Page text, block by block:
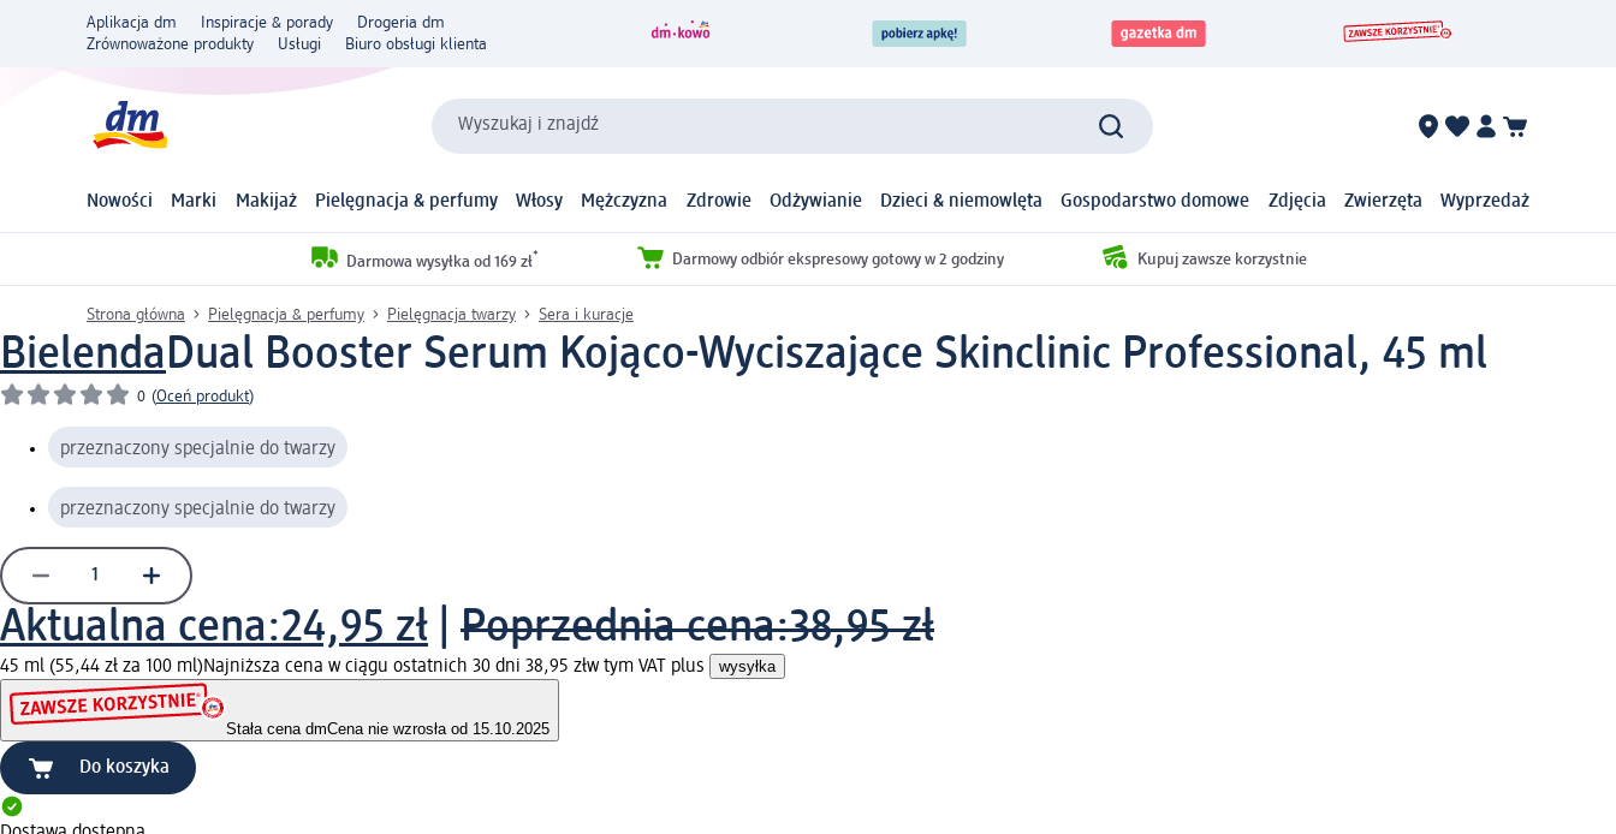
Aplikacja dm Inspiracje & porady
Drogeria dm
Zrównoważone produkty
Usługi Biuro obsługi klienta
Wyszukaj i znajdź
Nowości Marki Makijaż Pielęgnacja & perfumy Włosy Mężczyzna Zdrowie Odżywianie Dzieci & niemowlęta Gospodarstwo domowe Zdjęcia Zwierzęta Wyprzedaż
Darmowa wysyłka od 169 zł* Darmowy odbiór ekspresowy gotowy w 2 godziny Kupuj zawsze korzystnie
Strona główna Pielęgnacja & perfumy Pielęgnacja twarzy Sera i kuracje
BielendaDual Booster Serum Kojąco-Wyciszające Skinclinic Professional, 45 ml
0 (Oceń produkt)
przeznaczony specjalnie do twarzy
przeznaczony specjalnie do twarzy
Aktualna cena:24,95 zł Poprzednia cena:38,95 zł
45 ml (55,44 zł za 100 ml)Najniższa cena w ciągu ostatnich 30 dni 38,95 złw tym VAT plus wysyłka
Stała cena dmCena nie wzrosła od 15.10.2025
Do koszyka